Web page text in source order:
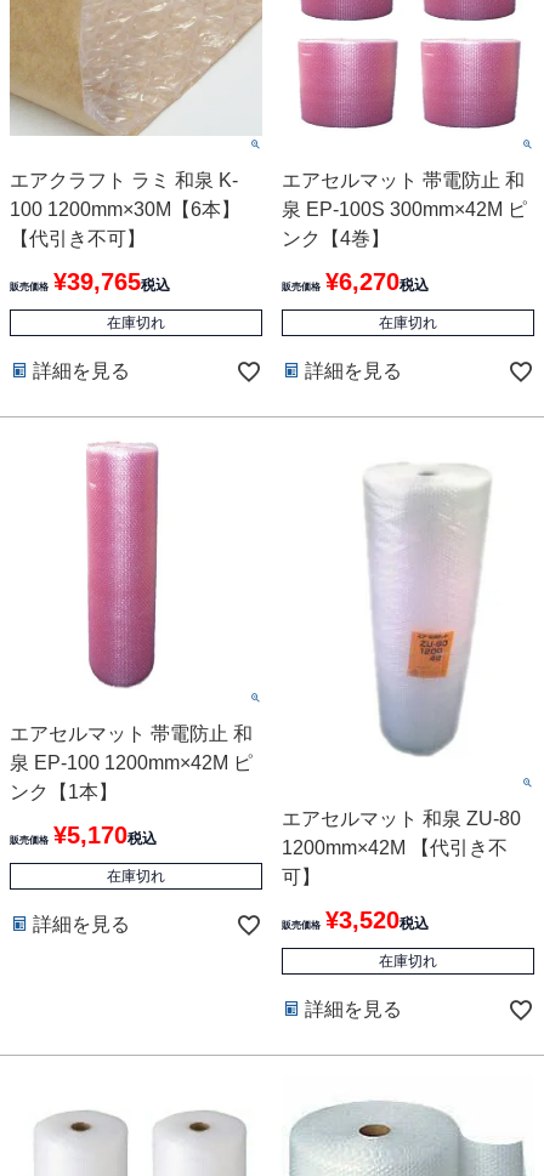
エアクラフト ラミ 和泉 K-
100 1200mm×30M【6本】
【代引き不可】
販売価格 ¥39,765税込
在庫切れ
詳細を見る
エアセルマット 帯電防止 和
泉 EP-100S 300mm×42M ピ
ンク【4巻】
販売価格 ¥6,270税込
在庫切れ
詳細を見る
エアセルマット 帯電防止 和
泉 EP-100 1200mm×42M ピ
ンク【1本】
販売価格 ¥5,170税込
在庫切れ
詳細を見る
エアセルマット 和泉 ZU-80
1200mm×42M 【代引き不
可】
販売価格 ¥3,520税込
在庫切れ
詳細を見る